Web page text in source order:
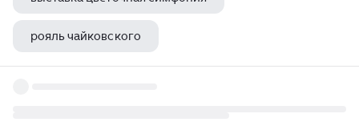
рояль чайковского